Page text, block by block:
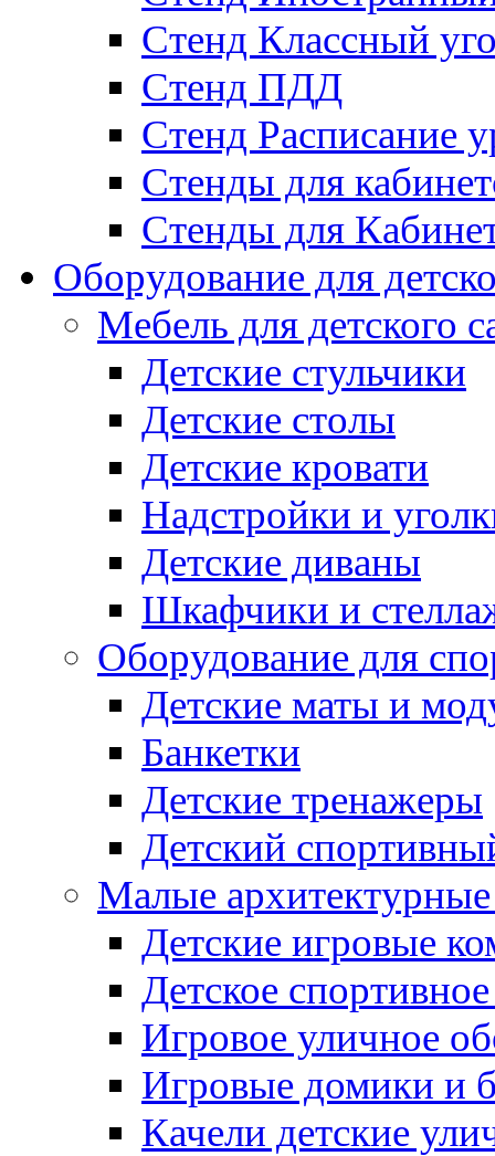
Стенд Классный
Стенд ПДД
Стенд Расписание
Стенды для
Стенды для
Оборудование для
Мебель для детского
Детские стульчики
Детские столы
Детские кровати
Надстройки и
Детские диваны
Шкафчики и
Оборудование для
Детские маты и
Банкетки
Детские тренажеры
Детский
Малые
Детские игровые
Детское
Игровое уличное
Игровые домики и
Качели детские